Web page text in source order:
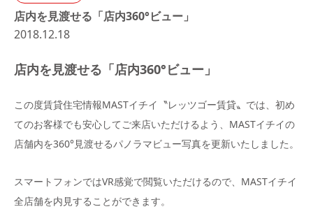
店内を見渡せる「店内360°ビュー」
2018.12.18
店内を見渡せる「店内360°ビュー」
この度賃貸住宅情報MASTイチイ〝レッツゴー賃貸〟では、初め
てのお客様でも安心してご来店いただけるよう、MASTイチイの
店舗内を360°見渡せるパノラマビュー写真を更新いたしました。
スマートフォンではVR感覚で閲覧いただけるので、MASTイチイ
全店舗を内見することができます。